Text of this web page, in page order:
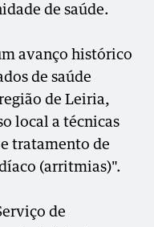
de saúde.
avanço histórico
de saúde
de Leiria,
local a técnicas
tratamento de
(arritmias)".
de